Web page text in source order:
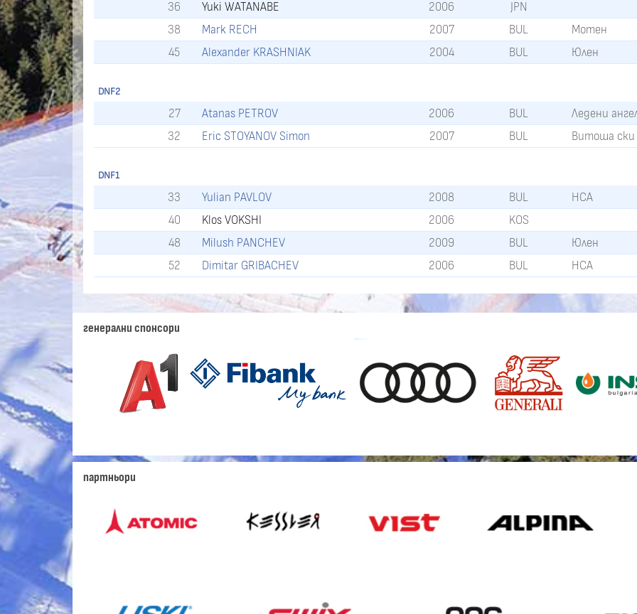
36 Yuki WATANABE 2006
JPN
38
Mark RECH 2007 BUL
Мотен
45
Alexander KRASHNIAK 2004 BUL Юлен
DNF2
27 Atanas PETROV 2006 BUL
Ледени
32
Eric STOYANOV Simon 2007 BUL Витоша ски
DNF1
33 Yulian PAVLOV 2008 BUL
НСА
40
Klos VOKSHI 2006
KOS
48
Milush PANCHEV 2009 BUL
Юлен
52
Dimitar GRIBACHEV 2006 BUL НСА
генерални спонсори
партньори